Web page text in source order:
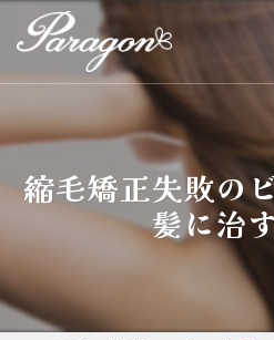
縮毛矯正失敗の
髪に治